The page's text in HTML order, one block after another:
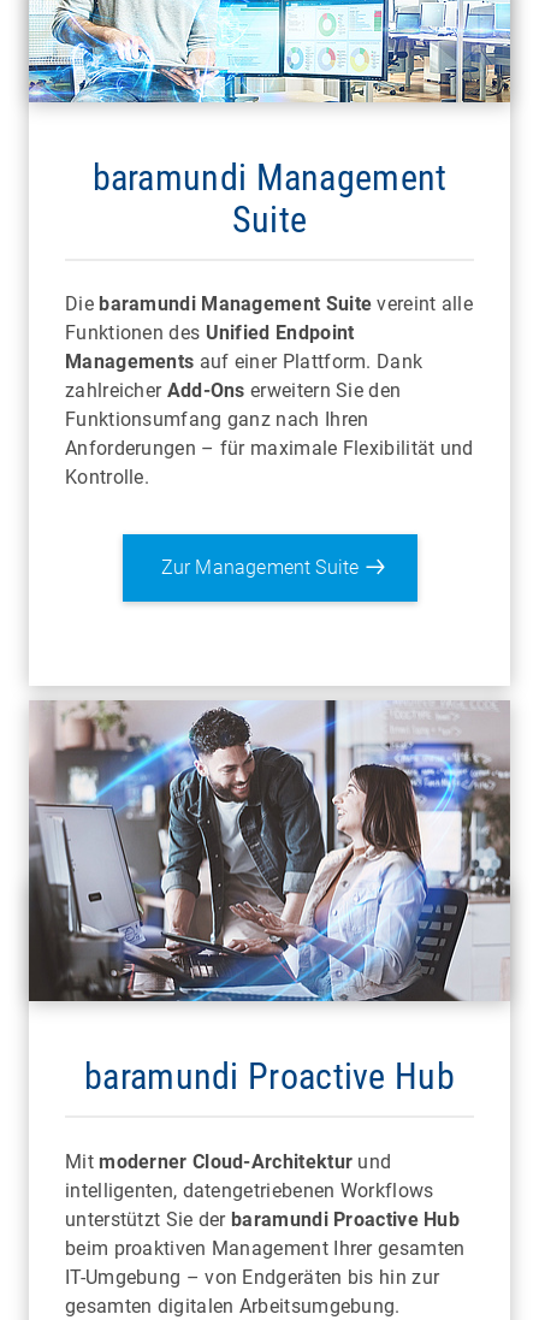
baramundi Management
Suite
Diebaramundi Management Suite vereint alle
Funktionen des Unified Endpoint
Managements auf einer Plattform. Dank
zahlreicher Add-Ons erweitern Sie den
Funktionsumfang ganz nach Ihren
Anforderungen – für maximale Flexibilität und
Kontrolle.
Zur Management Suite
baramundi Proactive Hub
Mit moderner Cloud-Architektur und
intelligenten, datengetriebenen Workflows
unterstützt Sie der baramundi Proactive Hub
beim proaktiven Management Ihrer gesamten
IT-Umgebung – von Endgeräten bis hin zur
gesamten digitalen Arbeitsumgebung.